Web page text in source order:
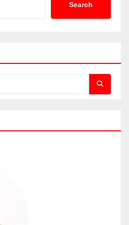
Search